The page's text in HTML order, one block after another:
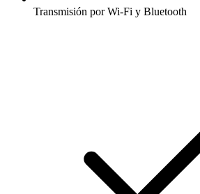
Transmisión por Wi-Fi y Bluetooth